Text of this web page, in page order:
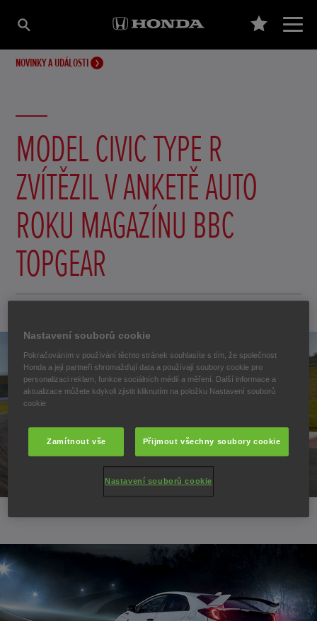
NOVINKY A UDÁLOSTI
MODEL CIVIC TYPE R
ZVÍTĚZIL V ANKETĚ AUTO
ROKU MAGAZÍNU BBC
TOPGEAR
30. listopadu 2017
Nastavení souborů cookie
Pokračováním v používání těchto stránek souhlasíte s tím, že společnost
Honda a její partneři shromažďují data a používají soubory cookie pro
personalizaci reklam, funkce sociálních médií a měření. Další informace a
aktualizace můžete kdykoli zjistit kliknutím na položku Nastavení souborů
cookie
Zamítnout vše Přijmout všechny soubory cookie
Nastavení souborů cookie